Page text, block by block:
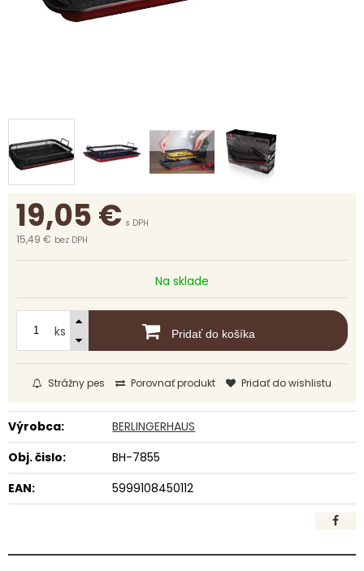
19,05€ s DPH
15,49 € bez DPH
Na sklade
ks Pridať do košíka
Strážny pes Porovnať produkt Pridať do wishlistu
Výrobca:
BERLINGERHAUS
Obj. čislo:
BH-7855
EAN:
5999108450112